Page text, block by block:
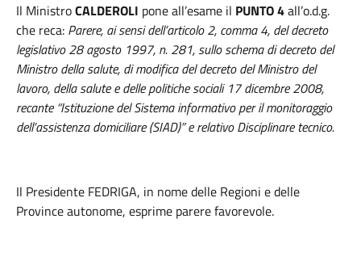
Il MinistroCALDEROLI pone all’esame il PUNTO 4all’o.d.g.
che reca: Parere, ai sensi dell’articolo 2, comma 4, del decreto
legislativo 28 agosto 1997, n. 281, sullo schema di decreto del
Ministro della salute, di modifica del decreto del Ministro del
lavoro, della salute e delle politiche sociali 17 dicembre 2008,
recante “Istituzione del Sistema informativo per il monitoraggio
dell’assistenza domiciliare (SIAD)” e relativo Disciplinare tecnico.
Il Presidente FEDRIGA, in nome delle Regioni e delle
Province autonome, esprime parere favorevole.